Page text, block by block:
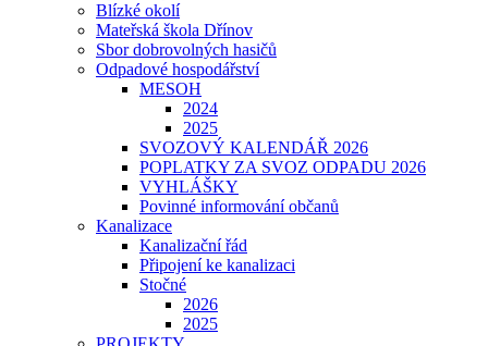
Blízké okolí
Mateřská škola Dřínov
Sbor dobrovolných hasičů
Odpadové hospodářství
MESOH
2024
2025
SVOZOVÝ KALENDÁŘ 2026
POPLATKY ZA SVOZ ODPADU 2026
VYHLÁŠKY
Povinné informování občanů
Kanalizace
Kanalizační řád
Připojení ke kanalizaci
Stočné
2026
2025